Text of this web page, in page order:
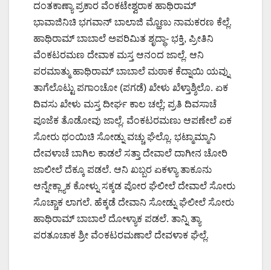
ದಂತಕಾಣ್ಯಾ ಪ್ರಕಾರ ವೆಂಕಟೇಶ್ವರಾಕ ಹಾಥಿರಾಮ್
ಭಾವಾಜಿನಿಚಿ ಭಗವಾನ್ ಬಾಲಾಜಿ ಮ್ಹೊಣು ನಾಮಕರಣ ಕೆಲ್ಲೆ.
ಹಾಥಿರಾಮ್ ಬಾಬಾಲೆ ಅಪರಿಮಿತ ಶೃದ್ಧಾ- ಭಕ್ತಿ, ಪ್ರೀತಿನಿ
ವೆಂಕಟರಮಣ ದೇವಾಕ ಮಸ್ತ ಆನಂದ ಜಾಲ್ಲೆ. ಆನಿ
ಪರಮಾತ್ಮು ಹಾಥಿರಾಮ್ ಬಾಬಾಲೆ ಮಠಾಕ ಕೆದ್ನಾಯಿ ಯವ್ನು
ತಾಗೆಲೊಟ್ಟು ಪಗಾಂಚೋ (ಪಗಡೆ) ಖೇಳು ಖೆಳ್ತಾಶ್ಶಿಲೊ. ಏಕ
ದಿವಸು ಖೇಳು ಮಸ್ತ ದೀರ್ಘ ಕಾಲ ಚಲ್ಲೆ; ಪ್ರತಿ ದಿವಸಾಚೆ
ಪೂಜೆಕ ತೊಡೋವು ಜಾಲ್ಲೆ. ವೆಂಕಟರಮಣು ಆಪಣೇಲೆ ಏಕ
ಸೋರು ಥಂಯಿಚಿ ಸೋಡ್ನು ವಚ್ಚು ಘೆಲ್ಲೊ. ಭಟ್ಮಾಮ್ಮಾನಿ
ದೇವಳಾಚೆ ಬಾಗಿಲ ಕಾಡಲೆ ಸತ್ತಾ ದೇವಾಲೆ ದಾಗೀನ ಚೋರಿ
ಜಾಲೀಲೆ ದೆಕ್ಕೂ ಪಡಲೆ. ಆನಿ ಖಬ್ಬರ ಏಕಳ್ಯಾ ತಾಕೂನು
ಆನ್ನೇಕ್ಲ್ಯಾಕ ಕೋಳ್ನು ಸಕ್ಕಡ ಪೋರ ಘೆಲೀಲೆ ದೇವಾಲೆ ಸೋರು
ಸೊಚ್ಚಾಕ ಲಾಗಲೆ. ಹೆಕ್ಕಡೆ ದೇವಾನಿ ಸೋಡ್ನು ಘೆಲೀಲೆ ಸೋರು
ಹಾಥಿರಾಮ್ ಬಾಬಾಲೆ ದೋಳ್ಯಾಕ ಪಡಲೆ. ತಾನ್ನಿ ತ್ಯಾ
ಪರತೂಚಾಕ ಶ್ರೀ ವೆಂಕಟರಮಣಾಲೆ ದೇವಳಾಕ ಘೆಲ್ಲೆ.